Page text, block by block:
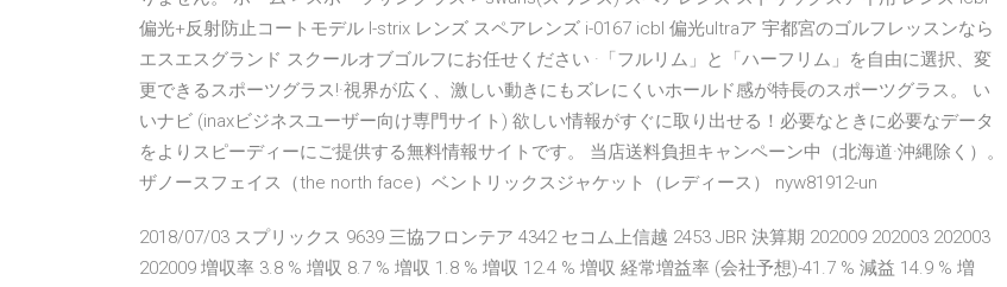
偏光+反射防止コートモデル l-strix レンズ スペアレンズ i-0167 icbl 偏光ultraア 宇都宮のゴルフレッスンなら
エスエスグランド スクールオブゴルフにお任せください ·「フルリム」と「ハーフリム」を自由に選択、変
更できるスポーツグラス!·視界が広く、激しい動きにもズレにくいホールド感が特長のスポーツグラス。 い
いナビ (inaxビジネスユーザー向け専門サイト) 欲しい情報がすぐに取り出せる！必要なときに必要なデータ
をよりスピーディーにご提供する無料情報サイトです。 当店送料負担キャンペーン中（北海道·沖縄除く）。
ザノースフェイス（the north face）ベントリックスジャケット（レディース） nyw81912-un
2018/07/03 スプリックス 9639 三協フロンテア 4342 セコム上信越 2453 JBR 決算期 202009 202003 202003
202009 増収率 3.8 % 増収 8.7 % 増収 1.8 % 増収 12.4 % 増収 経常増益率 (会社予想)-41.7 % 減益 14.9 % 増